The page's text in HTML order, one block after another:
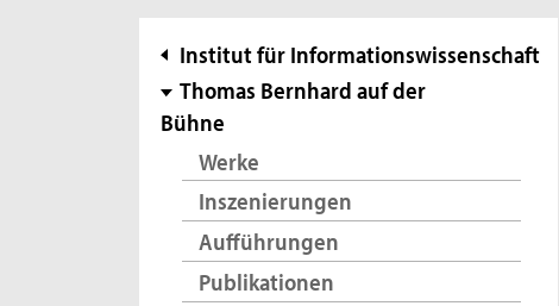
Subnavigation
Institut für Informationswissenschaft
Thomas Bernhard auf der
Bühne
Werke
Inszenierungen
Aufführungen
Publikationen